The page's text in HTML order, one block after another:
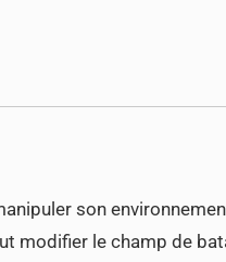
son
modifier le champ de